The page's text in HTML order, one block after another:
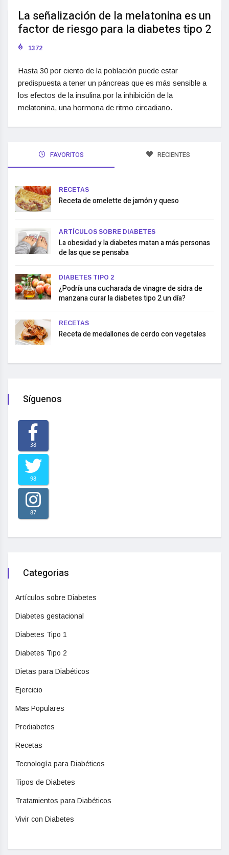
La señalización de la melatonina es un
factor de riesgo para la diabetes tipo 2
1372
Hasta 30 por ciento de la población puede estar
predispuesta a tener un páncreas que es más sensible a
los efectos de la insulina por la inhibición de la
melatonina, una hormona de ritmo circadiano.
FAVORITOS RECIENTES
RECETAS
Receta de omelette de jamón y queso
ARTÍCULOS SOBRE DIABETES
La obesidad y la diabetes matan a más personas
de las que se pensaba
DIABETES TIPO 2
¿Podría una cucharada de vinagre de sidra de
manzana curar la diabetes tipo 2 un día?
RECETAS
Receta de medallones de cerdo con vegetales
Síguenos
38
98
87
Categorias
Artículos sobre Diabetes
Diabetes gestacional
Diabetes Tipo 1
Diabetes Tipo 2
Dietas para Diabéticos
Ejercicio
Mas Populares
Prediabetes
Recetas
Tecnología para Diabéticos
Tipos de Diabetes
Tratamientos para Diabéticos
Vivir con Diabetes